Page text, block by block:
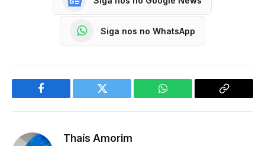
Siga nos no WhatsApp
Facebook Twitter WhatsApp
Copy
Thaís Amorim